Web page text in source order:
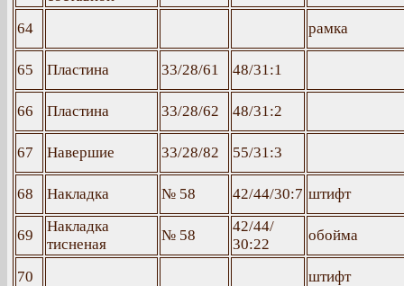
64 рамка
65 Пластина 33/28/61 48/31:1
66 Пластина 33/28/62 48/31:2
67 Навершие 33/28/82 55/31:3
68 Накладка № 58 42/44/30:7 штифт
69
Накладка
тисненая
№ 58
42/44/
30:22
обойма
70
штифт